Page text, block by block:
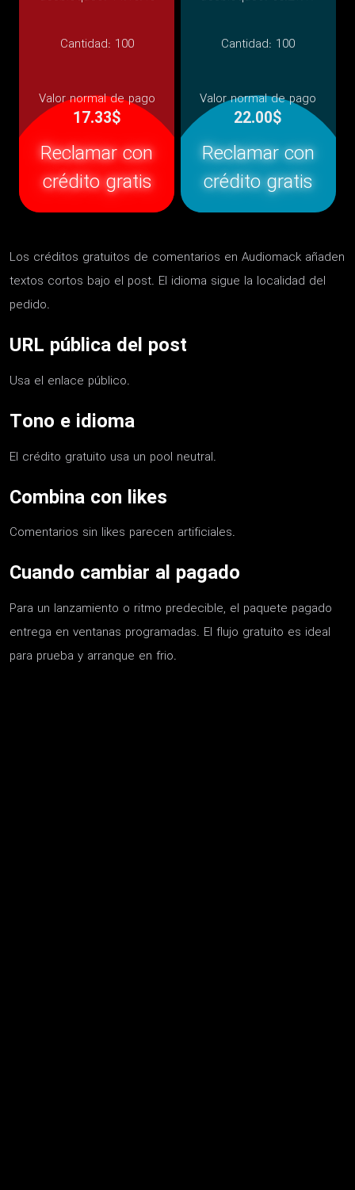
Cantidad: 100
Valor normal de pago
17.33$
Reclamar con
crédito gratis
Cantidad: 100
Valor normal de pago
22.00$
Reclamar con
crédito gratis
Los créditos gratuitos de comentarios en Audiomack añaden
textos cortos bajo el post. El idioma sigue la localidad del
pedido.
URL pública del post
Usa el enlace público.
Tono e idioma
El crédito gratuito usa un pool neutral.
Combina con likes
Comentarios sin likes parecen artificiales.
Cuando cambiar al pagado
Para un lanzamiento o ritmo predecible, el paquete pagado
entrega en ventanas programadas. El flujo gratuito es ideal
para prueba y arranque en frio.